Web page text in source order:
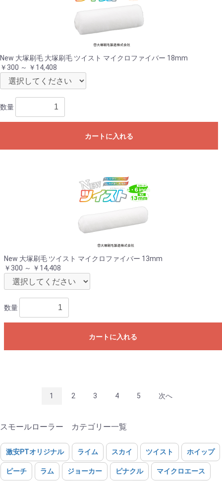
New 大塚刷毛 大塚刷毛 ツイスト マイクロファイバー 18mm
￥300 ～ ￥14,408
数量
カートに入れる
New 大塚刷毛 ツイスト マイクロファイバー 13mm
￥300 ～ ￥14,408
数量
カートに入れる
1 2 3 4 5 次へ
スモールローラー カテゴリー一覧
激安PTオリジナル ライム スカイ ツイスト ホイップ
ピーチ ラム ジョーカー ピナクル マイクロエース